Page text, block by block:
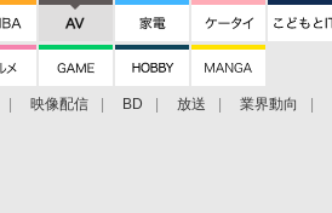
映像配信 BD 放送 業界動向